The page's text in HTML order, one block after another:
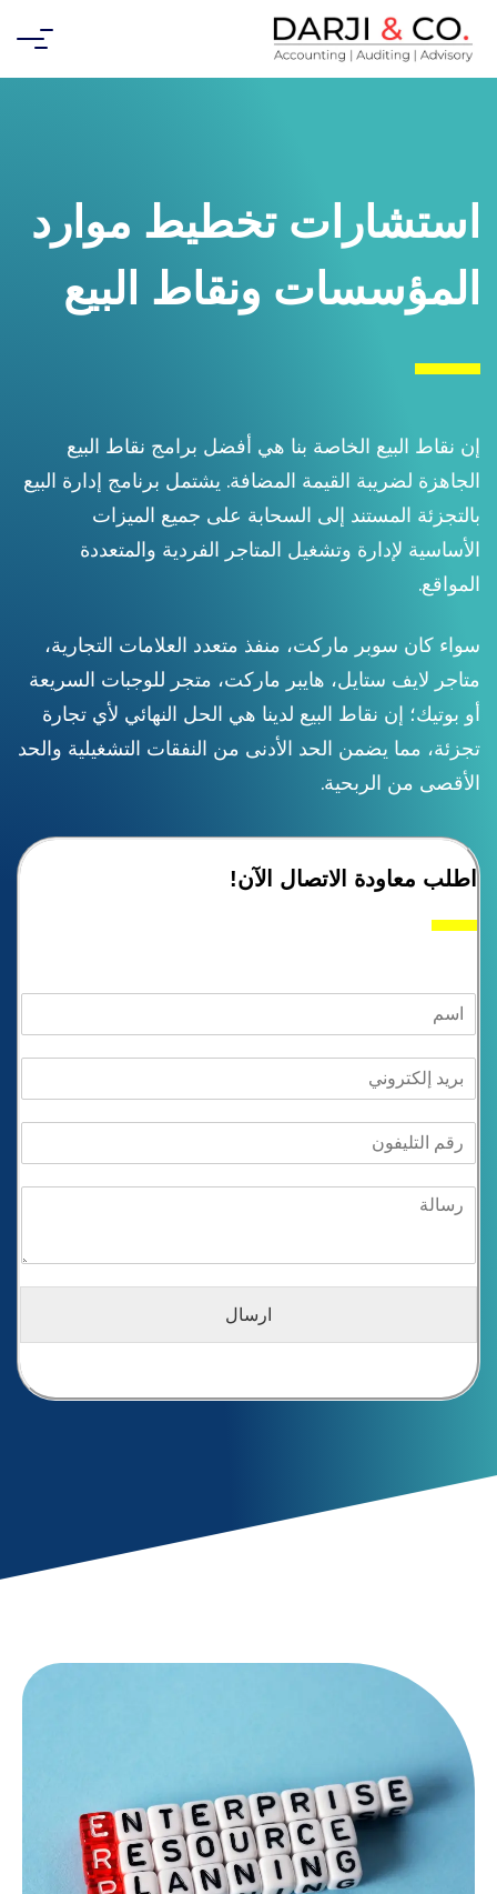
استشارات تخطيط موارد
المؤسسات ونقاط البيع
إن نقاط البيع الخاصة بنا هي أفضل برامج نقاط البيع
الجاهزة لضريبة القيمة المضافة. يشتمل برنامج إدارة البيع
بالتجزئة المستند إلى السحابة على جميع الميزات
الأساسية لإدارة وتشغيل المتاجر الفردية والمتعددة
المواقع.
سواء كان سوبر ماركت، منفذ متعدد العلامات التجارية،
متاجر لايف ستايل، هايبر ماركت، متجر للوجبات السريعة
أو بوتيك؛ إن نقاط البيع لدينا هي الحل النهائي لأي تجارة
تجزئة، مما يضمن الحد الأدنى من النفقات التشغيلية والحد
الأقصى من الربحية.
اطلب معاودة الاتصال الآن!
ارسال